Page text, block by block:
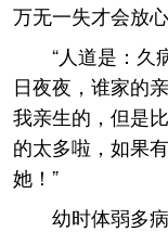
万无一失才会放心
“人道是：久
日夜夜，谁家的
我亲生的，但是
的太多啦，如果
她！”
幼时体弱多